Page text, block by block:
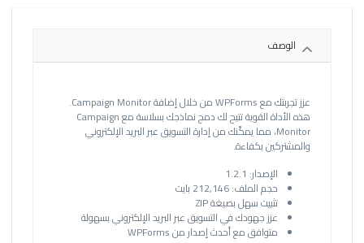
الوصف
عزز تجربتك مع WPForms من خلال إضافة Campaign Monitor.
هذه الأداة القوية تتيح لك دمج نماذجك بسلاسة مع Campaign
Monitor، مما يمكّنك من إدارة التسويق عبر البريد الإلكتروني
والمشتركين بكفاءة.
الإصدار: 1.2.1
حجم الملف: 212,146 بايت
تثبيت سهل بصيغة ZIP
عزز جهودك في التسويق عبر البريد الإلكتروني بسهولة
متوافق مع أحدث إصدار من WPForms